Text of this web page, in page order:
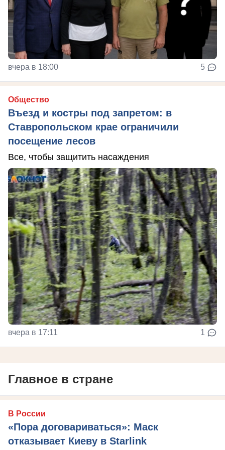
вчера в 18:00 5
Общество
Въезд и костры под запретом: в
Ставропольском крае ограничили
посещение лесов
Все, чтобы защитить насаждения
вчера в 17:11 1
Главное в стране
В России
«Пора договариваться»: Маск
отказывает Киеву в Starlink